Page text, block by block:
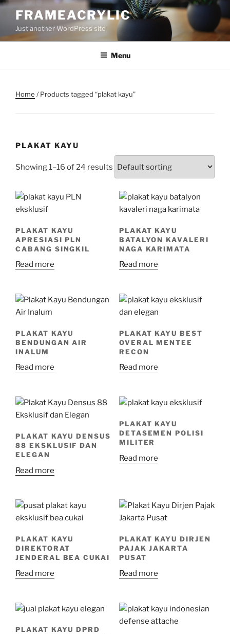
Skip
content
FRAMEACRYLIC
Just another WordPress site
Menu
Home / Products tagged “plakat kayu”
PLAKAT KAYU
Showing 1–16 of 24 results
PLAKAT KAYU
APRESIASI PLN
CABANG SINGKIL
Read more
PLAKAT KAYU
BATALYON KAVALERI
NAGA KARIMATA
Read more
PLAKAT KAYU
BENDUNGAN AIR
INALUM
Read more
PLAKAT KAYU BEST
OVERAL MENTEE
RECON
Read more
PLAKAT KAYU DENSUS
88 EKSKLUSIF DAN
ELEGAN
Read more
PLAKAT KAYU
DETASEMEN POLISI
MILITER
Read more
PLAKAT KAYU
DIREKTORAT
JENDERAL BEA CUKAI
Read more
PLAKAT KAYU DIRJEN
PAJAK JAKARTA
PUSAT
Read more
PLAKAT KAYU DPRD